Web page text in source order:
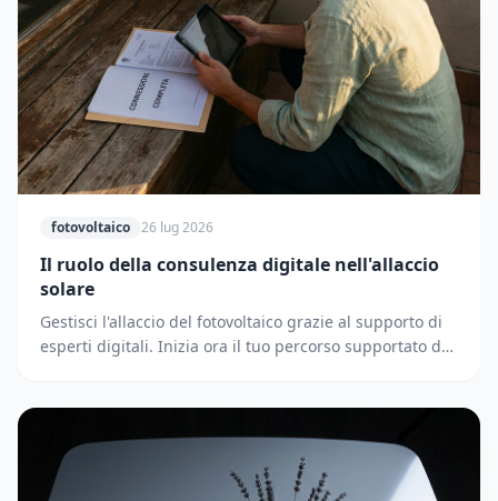
fotovoltaico 26 lug 2026
Il ruolo della consulenza digitale nell'allaccio
solare
Gestisci l'allaccio del fotovoltaico grazie al supporto di
esperti digitali. Inizia ora il tuo percorso supportato dai